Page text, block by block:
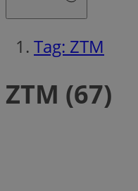
Tag: ZTM
ZTM (67)